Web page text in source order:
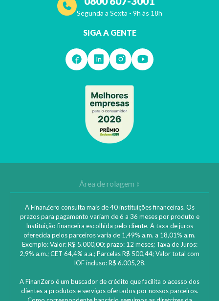
Segunda a Sexta - 9h às 18h
SIGA A GENTE
A FinanZero consulta mais de 40 instituições financeiras. Os
prazos para pagamento variam de 6 a 36 meses por produto e
Instituição financeira escolhida pelo cliente. A taxa de juros
oferecida pelos parceiros varia de 1,49% a.m. a 18,01% a.m.
Exemplo: Valor: R$ 5.000,00; prazo: 12 meses; Taxa de Juros:
2,9% a.m.; CET 64,4% a.a.; Parcelas R$ 500,44; Valor total com
IOF incluso: R$ 6.005,28.
A FinanZero é um buscador de crédito que facilita o acesso dos
clientes a produtos e serviços ofertados por nossos parceiros.